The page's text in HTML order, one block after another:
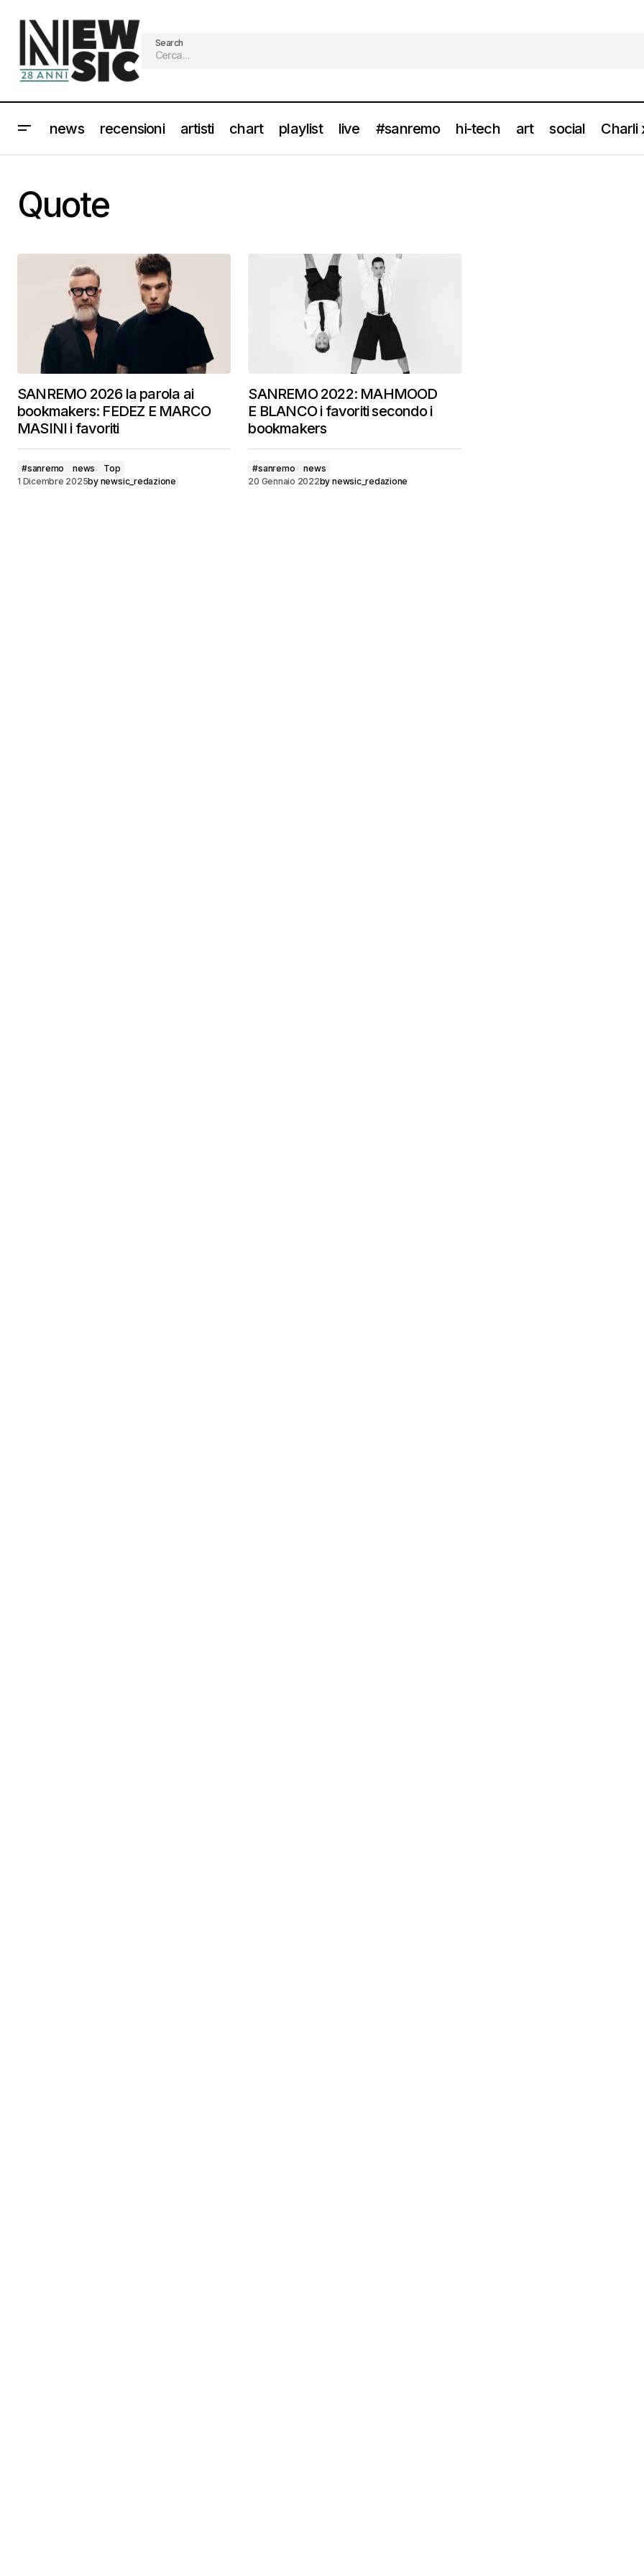
Search
news recensioni artisti chart playlist live #sanremo hi-tech art social Charli
Quote
SANREMO 2026 la parola ai
bookmakers: FEDEZ E MARCO
MASINI i favoriti
#sanremo news
Top
1 Dicembre 2025by newsic_redazione
SANREMO 2022: MAHMOOD
E BLANCO i favoriti secondo i
bookmakers
#sanremo
news
20 Gennaio 2022by newsic_redazione